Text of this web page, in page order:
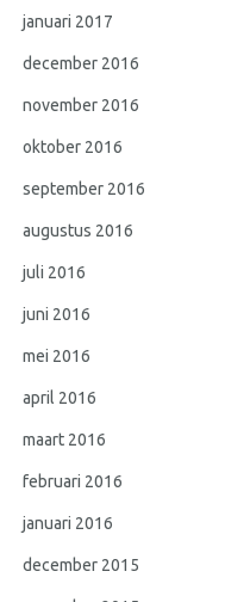
januari 2017
december 2016
november 2016
oktober 2016
september 2016
augustus 2016
juli 2016
juni 2016
mei 2016
april 2016
maart 2016
februari 2016
januari 2016
december 2015